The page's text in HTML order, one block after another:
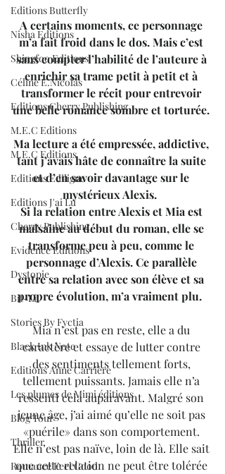
Editions Butterfly
Nisha Editions
Shingfoo Editions
Céline E.Nicolas
Editions Cherry Publishing
M.E.C Editions
M.E.C Editions
Editions Ediligne
Editions J'ai Lu
Cherry Publishing
Evidence Editions
Dystopie
Bit-Lit
Stories By Fyctia
Black Ink Note
Editions Anne Carrière
Les plumes de Mimi éditions
Blog Tour
Thriller
Romance Feel Good
A certains moments, ce personnage
m’a fait froid dans le dos. Mais c’est
sans compter l’habilité de l’auteure à
enrichir sa trame petit à petit et à
transformer le récit pour entrevoir
une belle romance sombre et torturée.
Ma lecture a été empressée, addictive,
tant j’avais hâte de connaître la suite
et d’en savoir davantage sur le
mystérieux Alexis.
Si la relation entre Alexis et Mia est
malsaine au début du roman, elle se
transforme peu à peu, comme le
personnage d’Alexis. Ce parallèle
entre sa relation avec son élève et sa
propre évolution, m’a vraiment plu.
Mia n’est pas en reste, elle a du
caractère et essaye de lutter contre
des sentiments tellement forts,
tellement puissants. Jamais elle n’a
ressenti cela auparavant. Malgré son
jeune âge, j’ai aimé qu’elle ne soit pas
«puérile» dans son comportement.
Elle n’est pas naïve, loin de là. Elle sait
que cette relation ne peut être tolérée